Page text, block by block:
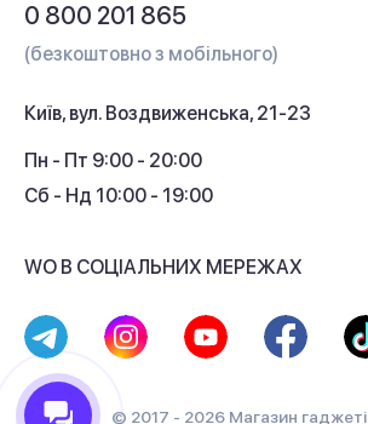
Кешбек
0 800 201 865
(безкоштовно з мобільного)
Київ, вул. Воздвиженська, 21-23
Пн - Пт 9:00 - 20:00
Сб - Нд 10:00 - 19:00
WO В СОЦІАЛЬНИХ МЕРЕЖАХ
© 2017 - 2026 Магазин